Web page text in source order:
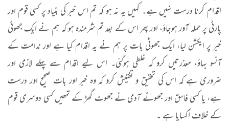
اقدام کرنا درست نہیں ہے۔ کہیں یہ نہ ہو کہ تم اس خبر کی بنیاد پر کسی قوم اور
پارٹی پر حملہ آور ہوجاؤ، اور پھر اس کے بعد تم شرمندہ ہو کہ ہم نے ایک جھوٹی
خبر پر ایکشن لیا، ایک جھوٹی بات پر ہم نے یہ اقدام کیا ہے اور ندامت کے
آنسو بہاؤ، معذرتیں کرو کہ غلطی ہوگئی۔ اس لیے اقدام سے پہلے لازمی اور
ضروری ہے کہ اس کی تحقیق و تفتیش کرو کہ وہ خبر اور بات صحیح اور درست
ہے، یا کسی فاسق اور جھوٹے آدمی نے جھوٹ گھڑ کے تمھیں کسی دوسری قوم
کے خلاف اُکسایا ہے ۔